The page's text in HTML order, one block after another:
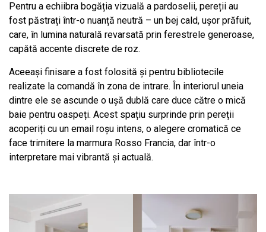
Pentru a echiibra bogăția vizuală a pardoselii, pereții au
fost păstrați într-o nuanță neutră – un bej cald, ușor prăfuit,
care, în lumina naturală revarsată prin ferestrele generoase,
capătă accente discrete de roz.
Aceeași finisare a fost folosită și pentru bibliotecile
realizate la comandă în zona de intrare. În interiorul uneia
dintre ele se ascunde o ușă dublă care duce către o mică
baie pentru oaspeți. Acest spațiu surprinde prin pereții
acoperiți cu un email roșu intens, o alegere cromatică ce
face trimitere la marmura Rosso Francia, dar într-o
interpretare mai vibrantă și actuală.